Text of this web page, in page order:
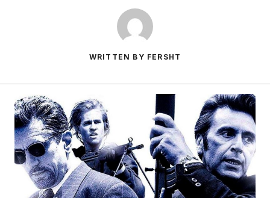
WRITTEN BY FERSHT